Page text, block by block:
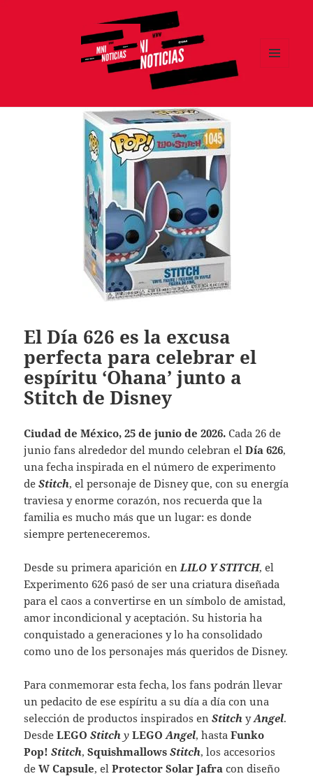
El Día 626 es la excusa
perfecta para celebrar el
espíritu ‘Ohana’ junto a
Stitch de Disney
Ciudad de México, 25 de junio de 2026. Cada 26 de
junio fans alrededor del mundo celebran elDía 626,
una fecha inspirada en el número de experimento
deStitch, el personaje de Disney que, con su energía
traviesa y enorme corazón, nos recuerda que la
familia es mucho más que un lugar: es donde
siempre perteneceremos.
Desde su primera aparición en LILO Y STITCH, el
Experimento 626 pasó de ser una criatura diseñada
para el caos a convertirse en un símbolo de amistad,
amor incondicional y aceptación. Su historia ha
conquistado a generaciones y lo ha consolidado
como uno de los personajes más queridos de Disney.
Para conmemorar esta fecha, los fans podrán llevar
un pedacito de ese espíritu a su día a día con una
selección de productos inspirados enStitch y Angel.
DesdeLEGOStitch y LEGOAngel, hastaFunko
Pop!Stitch,SquishmallowsStitch, los accesorios
deW Capsule, elProtector Solar Jafra con diseño